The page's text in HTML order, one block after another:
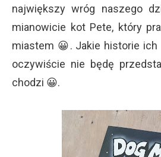
największy wróg naszego
mianowicie kot Pete, który
miastem 😀. Jakie historie ich
oczywiście nie będę
chodzi 😀.